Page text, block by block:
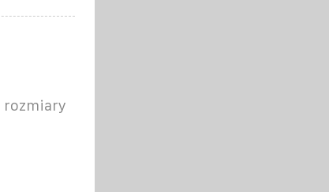
rozmiary